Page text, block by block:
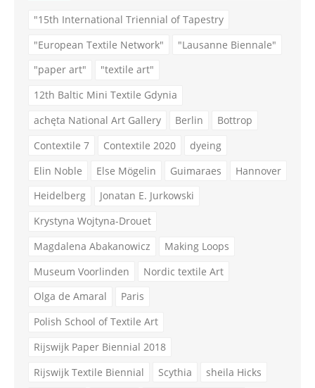
"15th International Triennial of Tapestry
"European Textile Network"
"Lausanne Biennale"
"paper art"
"textile art"
12th Baltic Mini Textile Gdynia
achęta National Art Gallery
Berlin
Bottrop
Contextile 7
Contextile 2020
dyeing
Elin Noble
Else Mögelin Guimaraes
Hannover
Heidelberg
Jonatan E. Jurkowski
Krystyna Wojtyna-Drouet
Magdalena Abakanowicz
Making Loops
Museum Voorlinden
Nordic textile Art
Olga de Amaral
Paris
Polish School of Textile Art
Rijswijk Paper Biennial 2018
Rijswijk Textile Biennial
Scythia sheila Hicks